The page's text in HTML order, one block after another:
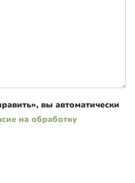
вы автоматически
на обработку